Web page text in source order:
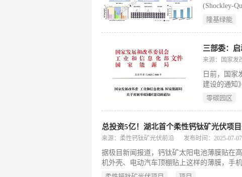
(Shockley-
点。受制
光能，实现
先进光伏技
隆基绿能
三部委：
来源：国家发
日前，国家
建设的通知
推进园区
平，实施节
零碳工厂。
零碳园区
总投资5亿！湖北首个柔性钙钛矿光伏项
来源：柔性钙钛矿光伏前沿 发布时间：2025-07-
据极目新闻报道，钙钛矿太阳电池薄膜贴在
机外壳、电动汽车顶棚贴上这样的薄膜，手
市科协的“牵线搭桥”下，钙钛矿太阳电池薄